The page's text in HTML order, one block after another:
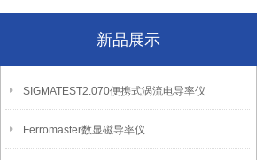
新品展示
SIGMATEST2.070便携式涡流电导率仪
Ferromaster数显磁导率仪